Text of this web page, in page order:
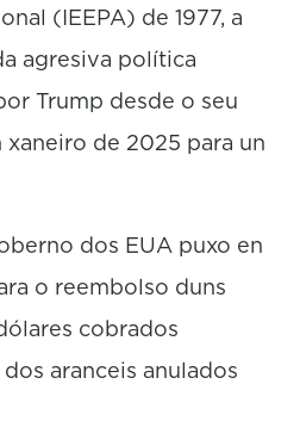
(IEEPA) de 1977, a
agresiva política
Trump desde o seu
de 2025 para un
dos EUA puxo en
o reembolso duns
cobrados
aranceis anulados